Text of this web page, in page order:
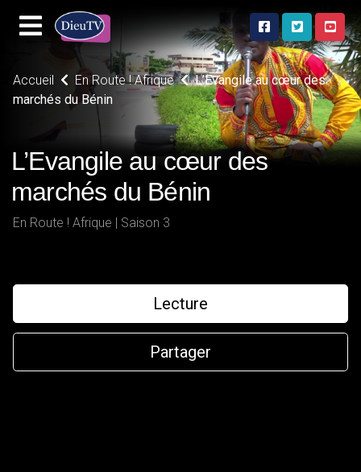
Accueil En Route ! Afrique
L’Evangile au cœur des
marchés du Bénin
L’Evangile au cœur des
marchés du Bénin
En Route ! Afrique | Saison 3
Lecture
Partager